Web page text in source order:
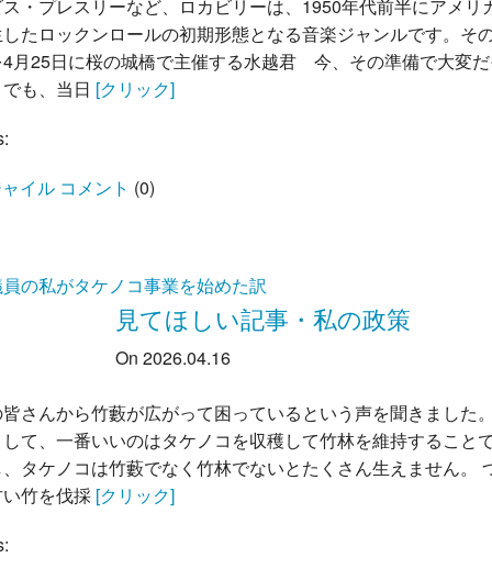
・プレスリーなど、ロカビリーは、1950年代前半にアメリ
たロックンロールの初期形態となる音楽ジャンルです。そ
月25日に桜の城橋で主催する水越君 今、その準備で大変
も、当日 [クリック]
イル コメント (0)
の私がタケノコ事業を始めた訳
見てほしい記事・私の政策
On 2026.04.16
さんから竹藪が広がって困っているという声を聞きました
て、一番いいのはタケノコを収穫して竹林を維持すること
タケノコは竹藪でなく竹林でないとたくさん生えません。
竹を伐採 [クリック]